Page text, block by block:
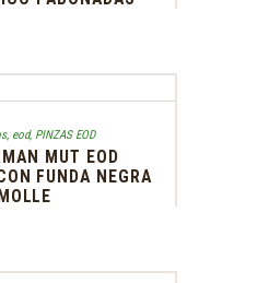
, eod, PINZAS EOD
MUT EOD
FUNDA NEGRA
MOLLE